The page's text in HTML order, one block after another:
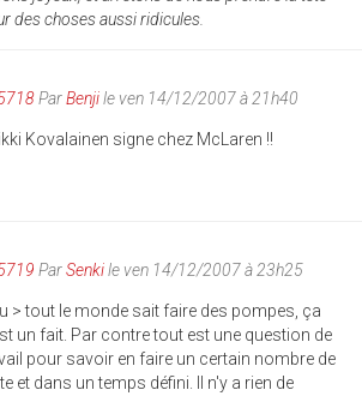
des choses aussi ridicules.
ParBenjile ven 14/12/2007 à 21h40
Kovalainen signe chez McLaren !!
ParSenkile ven 14/12/2007 à 23h25
> tout le monde sait faire des pompes, ça
un fait. Par contre tout est une question de
pour savoir en faire un certain nombre de
et dans un temps défini. Il n'y a rien de